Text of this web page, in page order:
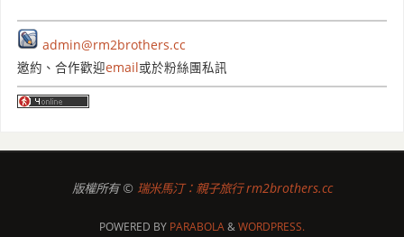
admin@rm2brothers.cc
邀約、合作歡迎email或於粉絲團私訊
版權所有 © 瑞米馬汀：親子旅行 rm2brothers.cc
POWERED BY PARABOLA&WORDPRESS.